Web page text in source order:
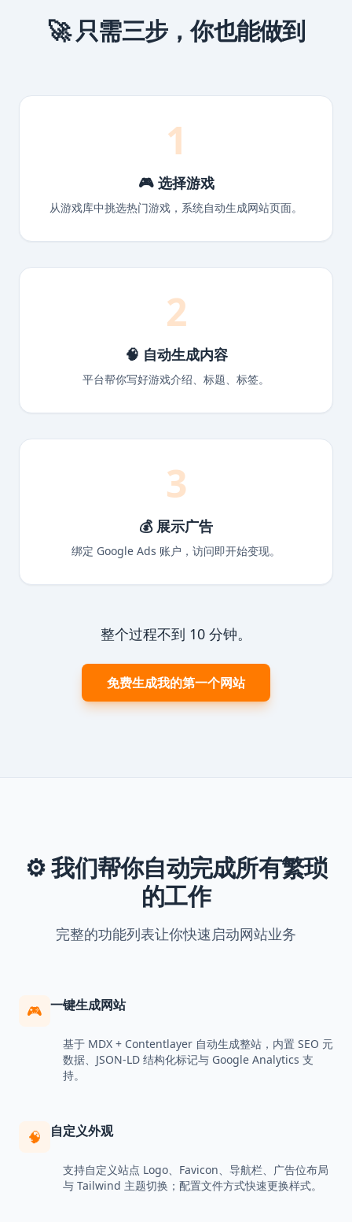
🚀 只需三步，你也能做到
1
🎮 选择游戏
从游戏库中挑选热门游戏，系统自动生成网站页面。
2
🧠 自动生成内容
平台帮你写好游戏介绍、标题、标签。
3
💰 展示广告
绑定 Google Ads 账户，访问即开始变现。
整个过程不到 10 分钟。
免费生成我的第一个网站
⚙️ 我们帮你自动完成所有繁琐
的工作
完整的功能列表让你快速启动网站业务
🎮 一键生成网站
基于 MDX + Contentlayer 自动生成整站，内置 SEO 元
数据、JSON-LD 结构化标记与 Google Analytics 支
持。
🧠 自定义外观
支持自定义站点 Logo、Favicon、导航栏、广告位布局
与 Tailwind 主题切换；配置文件方式快速更换样式。